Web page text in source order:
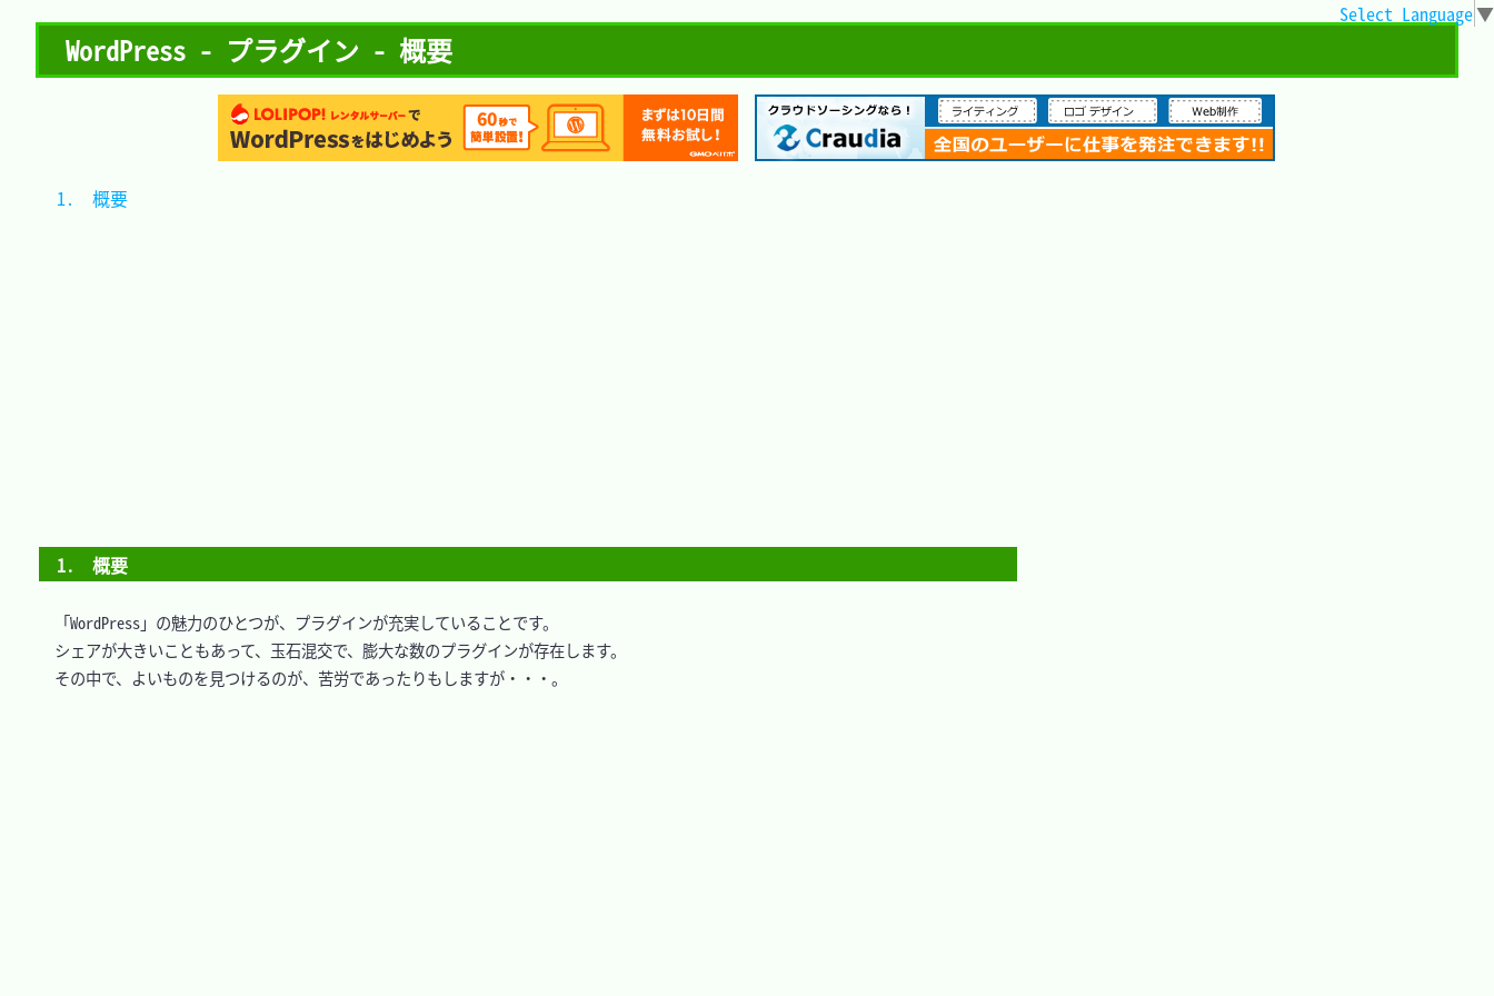
WordPress - プラグイン - 概要
Select Language▼
1.　概要
「WordPress」の魅力のひとつが、プラグインが充実していることです。
シェアが大きいこともあって、玉石混交で、膨大な数のプラグインが存在します。
その中で、よいものを見つけるのが、苦労であったりもしますが・・・。